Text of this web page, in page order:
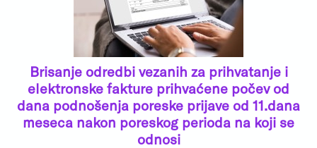
Brisanje odredbi vezanih za prihvatanje i
elektronske fakture prihvaćene počev od
dana podnošenja poreske prijave od 11.dana
meseca nakon poreskog perioda na koji se
odnosi